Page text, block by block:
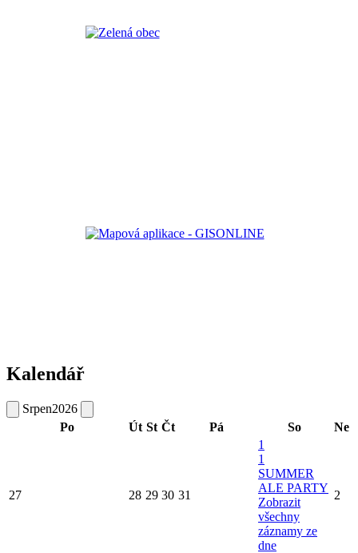
Kalendář
Srpen2026
Po
Út St Čt Pá So Ne
27 28 29 30 31
1
1
SUMMER
ALE PARTY
Zobrazit
všechny
záznamy ze
dne
2